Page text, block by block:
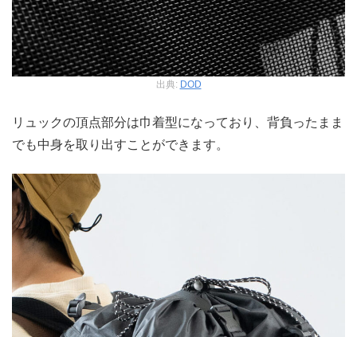
出典: DOD
リュックの頂点部分は巾着型になっており、背負ったまま
でも中身を取り出すことができます。